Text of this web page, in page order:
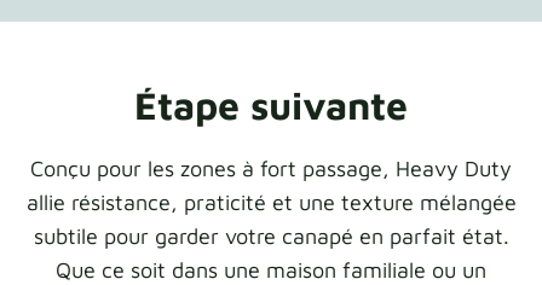
Étape suivante
Conçu pour les zones à fort passage, Heavy Duty
allie résistance, praticité et une texture mélangée
subtile pour garder votre canapé en parfait état.
Que ce soit dans une maison familiale ou un